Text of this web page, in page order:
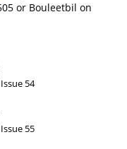
or Bouleetbil on
54
55